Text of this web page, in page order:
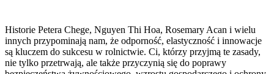
Historie Petera Chege, Nguyen Thi Hoa, Rosemary Acan i wielu
innych przypominają nam, że odporność, elastyczność i innowacje
są kluczem do sukcesu w rolnictwie. Ci, którzy przyjmą te zasady,
nie tylko przetrwają, ale także przyczynią się do poprawy